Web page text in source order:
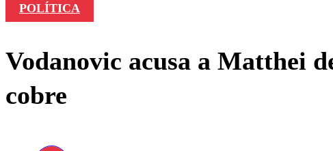
POLÍTICA
Vodanovic acusa a Matthei
cobre